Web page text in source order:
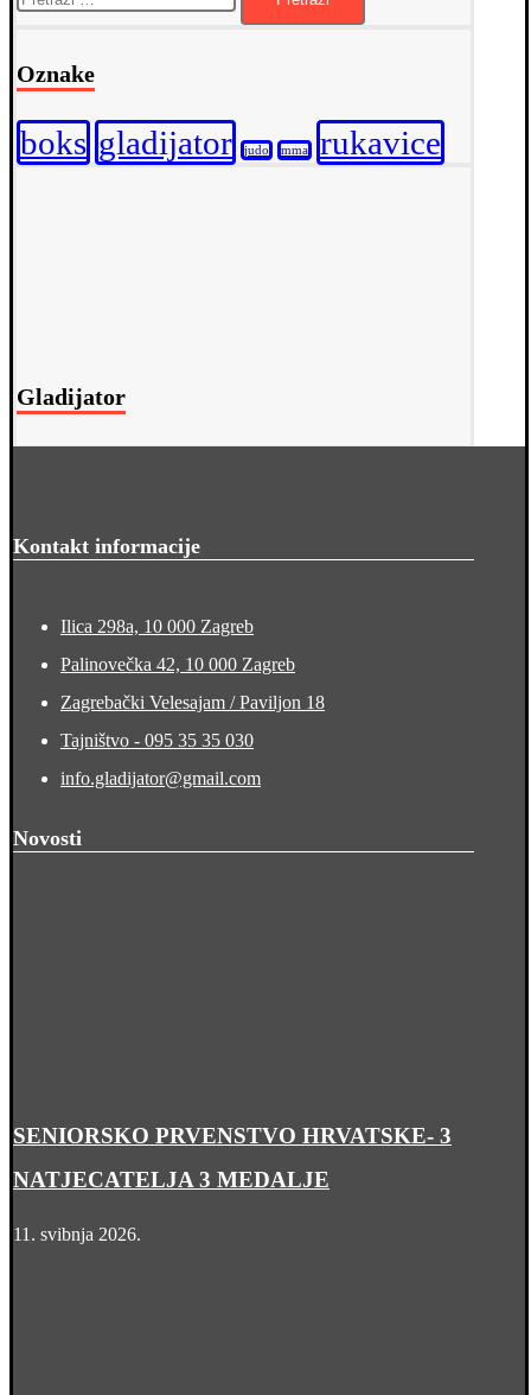
Oznake
boks gladijator judo mma rukavice
Gladijator
Kontakt informacije
Ilica 298a, 10 000 Zagreb
Palinovečka 42, 10 000 Zagreb
Zagrebački Velesajam / Paviljon 18
Tajništvo - 095 35 35 030
info.gladijator@gmail.com
Novosti
SENIORSKO PRVENSTVO HRVATSKE- 3
NATJECATELJA 3 MEDALJE
11. svibnja 2026.